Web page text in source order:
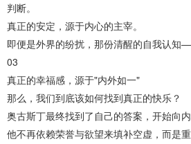
判断。
真正的安定，源于内心的主宰。
即便是外界的纷扰，那份清醒的自我认知
03
真正的幸福感，源于"内外如一"
那么，我们到底该如何找到真正的快乐？
奥古斯丁最终找到了自己的答案，开始向内
他不再依赖荣誉与欲望来填补空虚，而是